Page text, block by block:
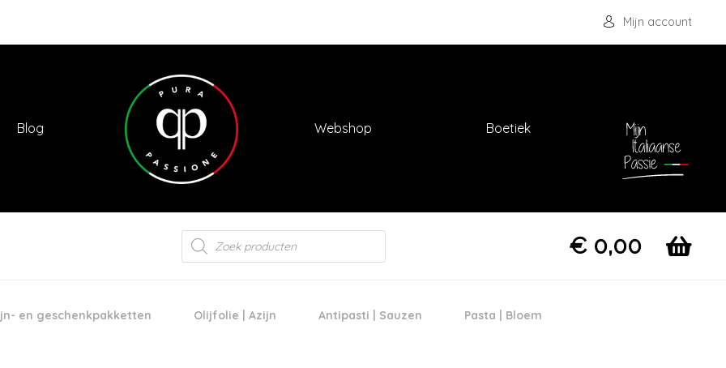
Mijn account
Blog Webshop Boetiek
Products
search € 0,00
en geschenkpakketten Olijfolie | Azijn Antipasti | Sauzen Pasta | Bloem